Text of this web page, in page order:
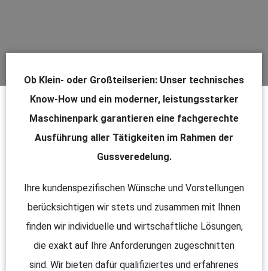
Ob Klein- oder Großteilserien: Unser technisches
Know-How und ein moderner, leistungsstarker
Maschinenpark garantieren eine fachgerechte
Ausführung aller Tätigkeiten im Rahmen der
Gussveredelung.
Ihre kundenspezifischen Wünsche und Vorstellungen
berücksichtigen wir stets und zusammen mit Ihnen
finden wir individuelle und wirtschaftliche Lösungen,
die exakt auf Ihre Anforderungen zugeschnitten
sind. Wir bieten dafür qualifiziertes und erfahrenes